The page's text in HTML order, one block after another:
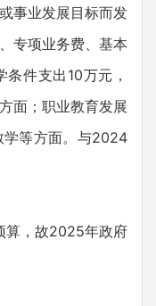
事业发展目标而发
专项业务费、基本
件支出10万元，
面；职业教育发展
学等方面。与2024
，故2025年政府